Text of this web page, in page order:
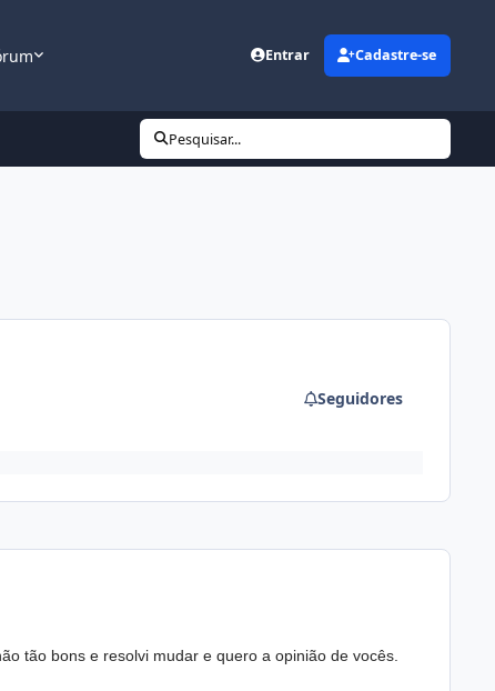
Entrar Cadastre-se
Pesquisar...
Seguidores
tão bons e resolvi mudar e quero a opinião de vocês.